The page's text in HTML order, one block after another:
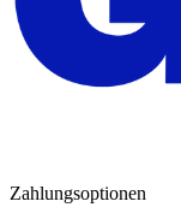
Zahlungsoptionen